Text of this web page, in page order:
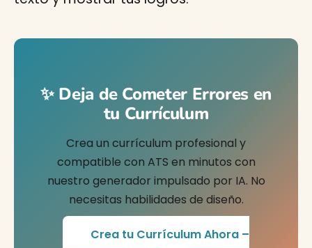
✨ Deja de Cometer Errores en
tu Currículum
Crea un currículum profesional y
compatible con ATS en minutos con
nuestro generador impulsado por IA. No
necesitas habilidades de diseño.
Crea tu Currículum Ahora –